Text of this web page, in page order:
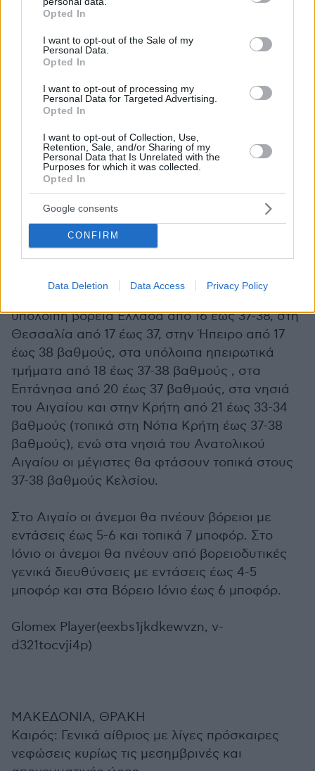
grant or deny consent to Google and its third-party tags to
use your data for below specified purposes in below Google
consent section.
Opted In
I want to opt-out of the Sale of my
Personal Data.
Opted In
I want to opt-out of processing my
Personal Data for Targeted Advertising.
Opted In
I want to opt-out of Collection, Use,
Retention, Sale, and/or Sharing of my
Personal Data that Is Unrelated with the
Purposes for which it was collected.
Opted In
Google consents
CONFIRM
Data Deletion Data Access Privacy Policy
Ο καιρός σήμερα
Αναμένεται αίθριος καιρός. Τις απογευματινές
ώρες υπάρχει πιθανότητα για πρόσκαιρες
τοπικές βροχές ή και καταιγίδες στον Έβρο.
Η θερμοκρασία θα κυμανθεί στη Δυτική
υπόλοιπη βόρεια Ελλάδα από 16 έως 37-38, στη
Θεσσαλία από 17 έως 37, στην Ήπειρο από 17
έως 38 βαθμούς, στα υπόλοιπα ηπειρωτικά
τμήματα από 18 έως 37-38 βαθμούς , στα
Επτάνησα από 20 έως 37 βαθμούς, στα νησιά
του Αιγαίου και στην Κρήτη από 21 έως 33-34
βαθμούς (τοπικά στη Νότια Κρήτη έως 37-38
βαθμούς), ενώ στα νησιά του Ανατολικού
Αιγαίου οι μέγιστες θα φτάσουν τοπικά στους
37-38 βαθμούς Κελσίου.
Στο Αιγαίο οι άνεμοι θα πνέουν βόρειοι με
εντάσεις έως 5-6 και τοπικά 7 μποφόρ. Στο
Ιόνιο οι άνεμοι θα πνέουν από βορειοδυτικές
γενικά διευθύνσεις με εντάσεις έως 4-5
μποφόρ και στα Βόρειο Ιόνιο έως 6 μποφόρ.
Glomex Player(eexbs1jkdkewvzn, v-
d321tocvji4p)
ΜΑΚΕΔΟΝΙΑ, ΘΡΑΚΗ
Καιρός: Γενικά αίθριος με λίγες πρόσκαιρες
νεφώσεις κυρίως τις μεσημβρινές και